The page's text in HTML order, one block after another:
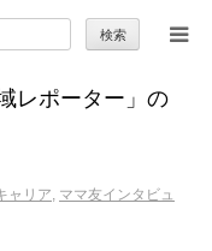
レポーター」の
ャリア, ママ友インタビュ